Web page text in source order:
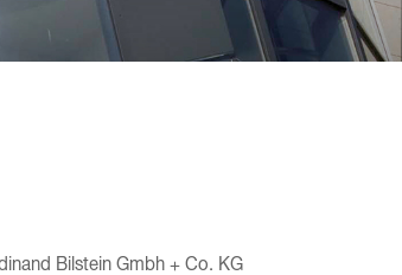
Bilstein Gmbh + Co. KG